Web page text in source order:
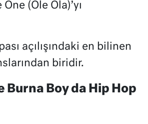
One (Ole Ola)’yı
açılışındaki en bilinen
biridir.
Burna Boy da Hip Hop